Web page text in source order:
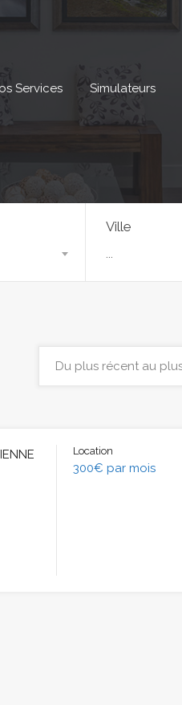
Services Simulateurs
Ville
Location
300€ par mois